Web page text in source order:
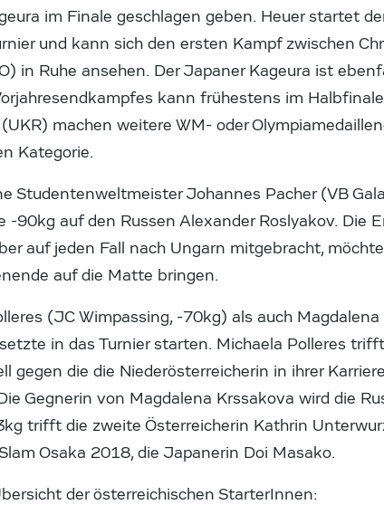
im Finale geschlagen geben. Heuer startet
und kann sich den ersten Kampf zwischen
in Ruhe ansehen. Der Japaner Kageura ist
kann frühestens im
machen weitere WM- oder
Kategorie.
Studentenweltmeister Johannes Pacher (VB
-90kg auf den Russen Alexander Roslyakov. Die
auf jeden Fall nach Ungarn mitgebracht,
auf die Matte bringen.
(JC Wimpassing, -70kg) als auch
in das Turnier starten. Michaela Polleres
gegen die die Niederösterreicherin in ihrer
Gegnerin von Magdalena Krssakova wird die
trifft die zweite Österreicherin Kathrin
Osaka 2018, die Japanerin Doi Masako.
der österreichischen StarterInnen: